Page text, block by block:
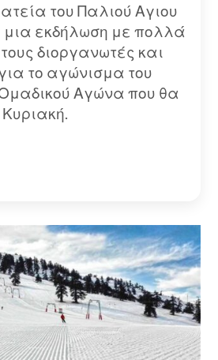
του Παλιού Αγιου
μια εκδήλωση με πολλά
διοργανωτές και
το αγώνισμα του
Αγώνα που θα